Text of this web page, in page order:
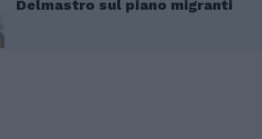
Delmastro sul piano migranti